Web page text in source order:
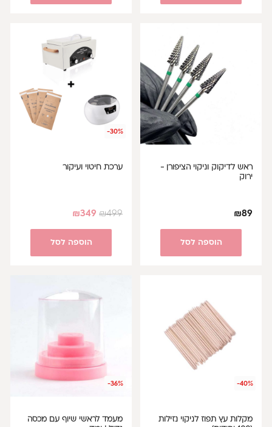
ראש לדיקוק וניקוי הציפורן -
ירוק
₪89
הוספה לסל
-30%
ערכת חיטוי ועיקור
₪499
₪349
הוספה לסל
-40%
מקלות עץ תפוז לניקוי נזילות
-36%
מעמד לראשי שיוף עם מכסה